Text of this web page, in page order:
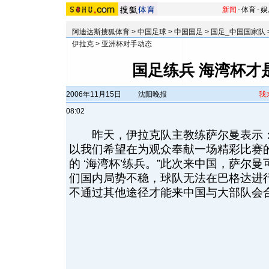
新闻 -体育-
阿迪达斯搜狐体育 > 中国足球 > 中国国足 > 国足_中国国家队
伊拉克 > 亚洲杯对手动态
国足练兵 海湾杯才
2006年11月15日
08:02
沈阳晚报 我
昨天，伊拉克队主教练萨尔曼表示
以我们希望在为观众奉献一场精彩比赛
的 ‘海湾杯’练兵。”此次来中国，萨尔
们国内局势不稳，球队无法在巴格达进
不通过其他途径才能来中国与大部队会